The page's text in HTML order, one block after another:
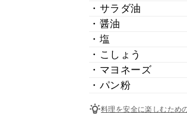
・サラダ油
・醤油
・塩
・こしょう
・マヨネーズ
・パン粉
料理を安全に楽しむため